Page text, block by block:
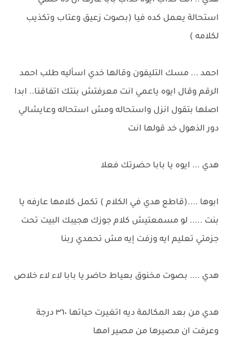
استحالة يعمل كده فيا (بصوت زعيق وعتاب وتكذيب
لكلامه )
احمد ... مسك التليفون وقالها خدي اسأليه طلب احمد
الرقم وقال ايوه ياعمي انت معرفتش بنتك اتفاقنا.. ابدا
اصلها بتقول انزل واستحاله ومش استحاله وعايشالي
دور الذهول خد قولها انت
هدي ... ايوه يا بابا حضرتك فعلا
ابوها ....(قاطع هدي في الكلام ) تكمل كلامها عارفه يا
بنت ..... لو مسمعتيش كلام جوزك هجيبك البيت تحت
جزمتي تعليم ايه وزفت إيه مش تحمدي ربنا
هدي .... بصوت مخنوق بعياط حاضر يا بابا لاء لاء خلاص
هدي من بعد المكالمة ديه اتغيرت حياتها ٣٦٠ درجة
وعرفت ان مصيرها من مصير امها